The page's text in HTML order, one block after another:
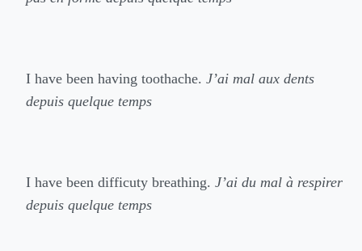
I have been having toothache. J’ai mal aux dents
depuis quelque temps
I have been difficuty breathing. J’ai du mal à respirer
depuis quelque temps